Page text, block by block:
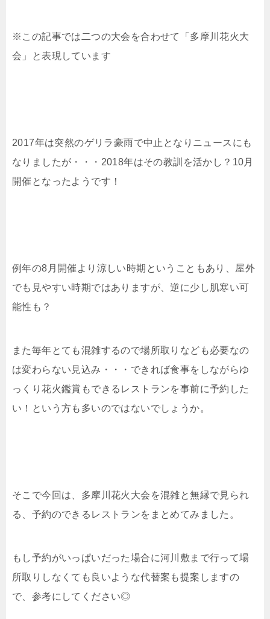
※この記事では二つの大会を合わせて「多摩川花火大
会」と表現しています
2017年は突然のゲリラ豪雨で中止となりニュースにも
なりましたが・・・2018年はその教訓を活かし？10月
開催となったようです！
例年の8月開催より涼しい時期ということもあり、屋外
でも見やすい時期ではありますが、逆に少し肌寒い可
能性も？
また毎年とても混雑するので場所取りなども必要なの
は変わらない見込み・・・できれば食事をしながらゆ
っくり花火鑑賞もできるレストランを事前に予約した
い！という方も多いのではないでしょうか。
そこで今回は、多摩川花火大会を混雑と無縁で見られ
る、予約のできるレストランをまとめてみました。
もし予約がいっぱいだった場合に河川敷まで行って場
所取りしなくても良いような代替案も提案しますの
で、参考にしてください◎